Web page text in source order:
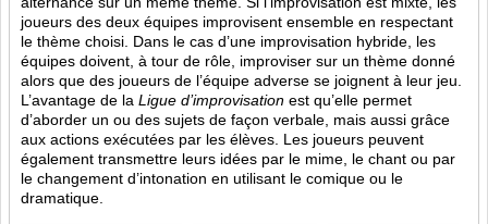
joueurs des deux équipes improvisent ensemble en respectant
le thème choisi. Dans le cas d’une improvisation hybride, les
équipes doivent, à tour de rôle, improviser sur un thème donné
alors que des joueurs de l’équipe adverse se joignent à leur jeu.
L’avantage de la Ligue d’improvisation est qu’elle permet
d’aborder un ou des sujets de façon verbale, mais aussi grâce
aux actions exécutées par les élèves. Les joueurs peuvent
également transmettre leurs idées par le mime, le chant ou par
le changement d’intonation en utilisant le comique ou le
dramatique.